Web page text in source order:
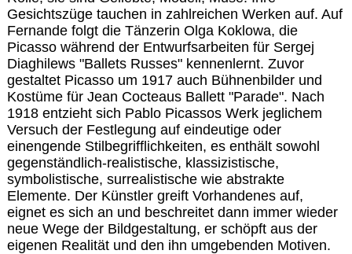
Gesichtszüge tauchen in zahlreichen Werken auf. Auf
Fernande folgt die Tänzerin Olga Koklowa, die
Picasso während der Entwurfsarbeiten für Sergej
Diaghilews "Ballets Russes" kennenlernt. Zuvor
gestaltet Picasso um 1917 auch Bühnenbilder und
Kostüme für Jean Cocteaus Ballett "Parade". Nach
1918 entzieht sich Pablo Picassos Werk jeglichem
Versuch der Festlegung auf eindeutige oder
einengende Stilbegrifflichkeiten, es enthält sowohl
gegenständlich-realistische, klassizistische,
symbolistische, surrealistische wie abstrakte
Elemente. Der Künstler greift Vorhandenes auf,
eignet es sich an und beschreitet dann immer wieder
neue Wege der Bildgestaltung, er schöpft aus der
eigenen Realität und den ihn umgebenden Motiven.